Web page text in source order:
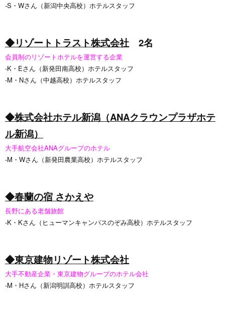
‐S・Wさん（新潟中央高校）ホテルスタッフ
◆リゾートトラスト株式会社 2名
会員制のリゾートホテルを運営する企業
‐K・Eさん（新発田南高校）ホテルスタッフ
‐M・Nさん（中越高校）ホテルスタッフ
◆株式会社ホテル新潟（ANAクラウンプラザホテ
ル新潟）
大手航空会社ANAグループのホテル
‐M・Wさん（新発田農業高校）ホテルスタッフ
◆春蘭の宿 さかえや
長野にある老舗旅館
‐K・Kさん（ヒューマンキャンパスのぞみ高校）ホテルスタッフ
◆東京建物リゾート株式会社
大手不動産企業・東京建物グループのホテル会社
-M・Hさん（新潟明訓高校）ホテルスタッフ